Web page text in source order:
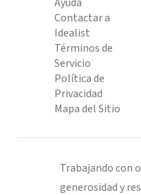
Contactar a
Idealist
Términos de
Servicio
Política de
Privacidad
Mapa del Sitio
Trabajando con
generosidad y